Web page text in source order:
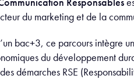
du marketing et de la
bac+3, ce parcours intègre
du développement
démarches RSE